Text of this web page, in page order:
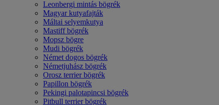
Leonbergi mintás bögrék
Magyar kutyafajták
Máltai selyemkutya
Mastiff bögrék
Mopsz bögre
Mudi bögrék
Német dogos bögrék
Németjuhász bögrék
Orosz terrier bögrék
Papillon bögrék
Pekingi palotapincsi bögrék
Pitbull terrier bögrék